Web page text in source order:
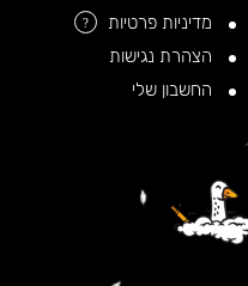
מדיניות פרטיות
?
הצהרת נגישות
החשבון שלי